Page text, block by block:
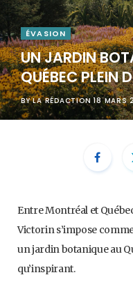
ÉVASION
UN JARDIN
QUÉBEC PLEIN
BY LA RÉDACTION 18 MARS
Entre Montréal et
Victorin s’impose
un jardin botanique au
qu’inspirant.